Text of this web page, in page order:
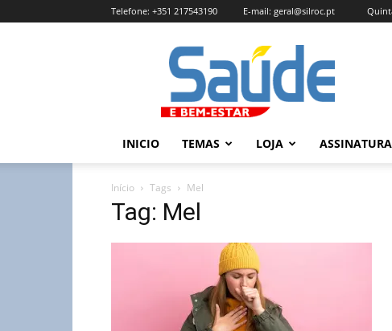
Telefone: +351 217543190 E-mail: geral@silroc.pt
Revista
Saúde
e
Bem
Estar
Edição
INICIO TEMAS LOJA
Início Tags Mel
Tag: Mel